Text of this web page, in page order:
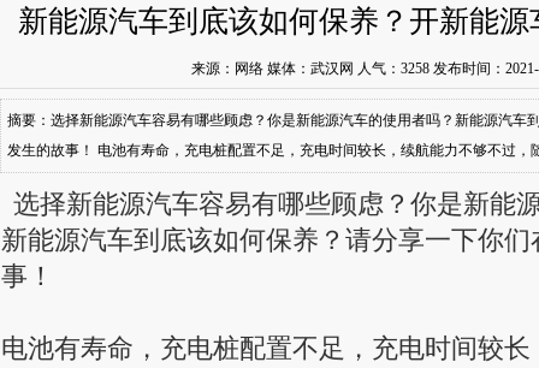
新能源汽车到底该如何保养？开新能
来源：网络 媒体：武汉网 人气： 3258 发布时间：
摘要：选择新能源汽车容易有哪些顾虑？你是新能源汽车的使用者吗？新能源汽车
发生的故事！ 电池有寿命，充电桩配置不足，充电时间较长，续航能力不够不过
选择新能源汽车容易有哪些顾虑？你是新能
新能源汽车到底该如何保养？请分享一下你
事！
电池有寿命，充电桩配置不足，充电时间较